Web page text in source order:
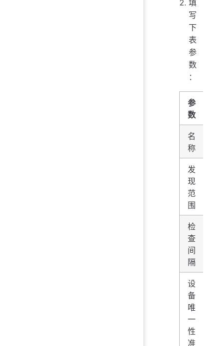
填
写
下
表
参
数
：
参
数
名
称
发
现
范
围
检
查
间
隔
设
备
唯
一
性
准